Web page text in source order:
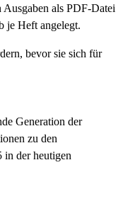
als PDF-Datei
je Heft angelegt.
bevor sie sich für
Generation der
zu den
in der heutigen